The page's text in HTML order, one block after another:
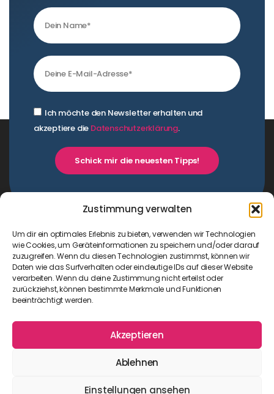
Zustimmung verwalten
Um dir ein optimales Erlebnis zu bieten, verwenden wir Technologien
wie Cookies, um Geräteinformationen zu speichern und/oder darauf
zuzugreifen. Wenn du diesen Technologien zustimmst, können wir
Daten wie das Surfverhalten oder eindeutige IDs auf dieser Website
verarbeiten. Wenn du deine Zustimmung nicht erteilst oder
zurückziehst, können bestimmte Merkmale und Funktionen
beeinträchtigt werden.
Akzeptieren
Ablehnen
Einstellungen ansehen
Ich möchte den Newsletter erhalten und
akzeptiere die Datenschutzerklärung.
Schick mir die neuesten Tipps!
Impressum|Datenschutz